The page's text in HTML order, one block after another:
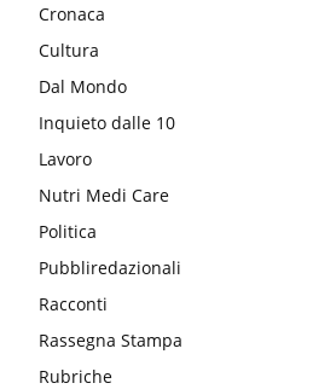
Cronaca
Cultura
Dal Mondo
Inquieto dalle 10
Lavoro
Nutri Medi Care
Politica
Pubbliredazionali
Racconti
Rassegna Stampa
Rubriche